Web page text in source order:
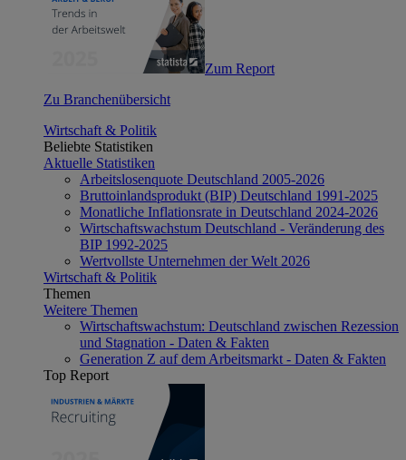
Zum Report
Zu Branchenübersicht
Wirtschaft & Politik
Beliebte Statistiken
Aktuelle Statistiken
Arbeitslosenquote Deutschland 2005-2026
Bruttoinlandsprodukt (BIP) Deutschland 1991-2025
Monatliche Inflationsrate in Deutschland 2024-2026
Wirtschaftswachstum Deutschland - Veränderung des
BIP 1992-2025
Wertvollste Unternehmen der Welt 2026
Wirtschaft & Politik
Themen
Weitere Themen
Wirtschaftswachstum: Deutschland zwischen Rezession
und Stagnation - Daten & Fakten
Generation Z auf dem Arbeitsmarkt - Daten & Fakten
Top Report